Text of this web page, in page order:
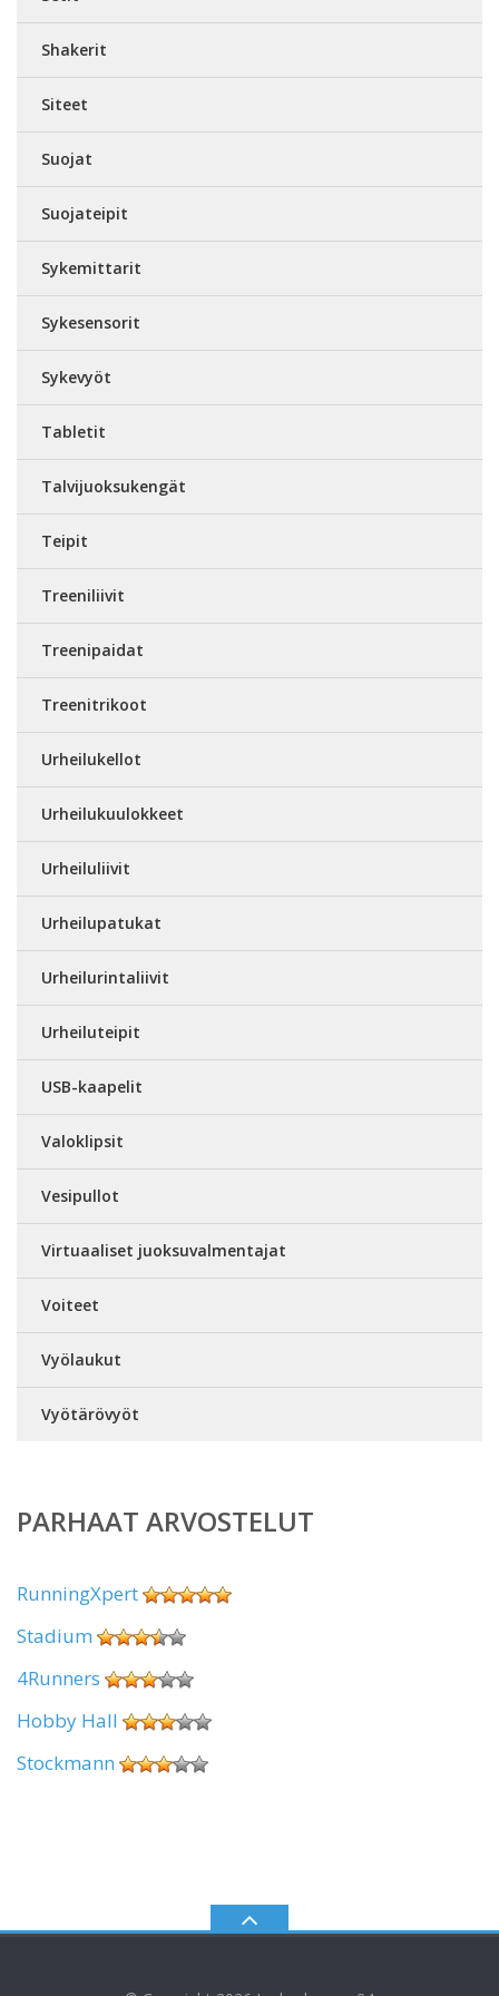
Shakerit
Siteet
Suojat
Suojateipit
Sykemittarit
Sykesensorit
Sykevyöt
Tabletit
Talvijuoksukengät
Teipit
Treeniliivit
Treenipaidat
Treenitrikoot
Urheilukellot
Urheilukuulokkeet
Urheiluliivit
Urheilupatukat
Urheilurintaliivit
Urheiluteipit
USB-kaapelit
Valoklipsit
Vesipullot
Virtuaaliset juoksuvalmentajat
Voiteet
Vyölaukut
Vyötärövyöt
PARHAAT ARVOSTELUT
RunningXpert
Stadium
4Runners
Hobby Hall
Stockmann